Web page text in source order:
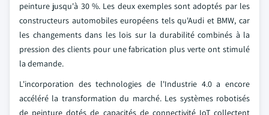
peinture jusqu'à 30 %. Les deux exemples sont adoptés par les
constructeurs automobiles européens tels qu'Audi et BMW, car
les changements dans les lois sur la durabilité combinés à la
pression des clients pour une fabrication plus verte ont stimulé
la demande.
L'incorporation des technologies de l'Industrie 4.0 a encore
accéléré la transformation du marché. Les systèmes robotisés
de peinture dotés de capacités de connectivité IoT collectent